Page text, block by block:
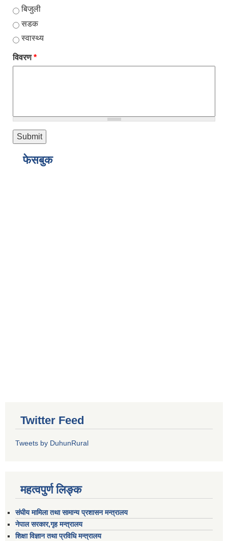
बिजुली
सडक
स्वास्थ्य
विवरण*
फेसबुक
Twitter Feed
Tweets by DuhunRural
महत्वपुर्ण लिङ्क
संघीय मामिला तथा सामान्य प्रशासन मन्त्रालय
नेपाल सरकार,गृह मन्त्रालय
शिक्षा विज्ञान तथा प्रविधि मन्त्रालय